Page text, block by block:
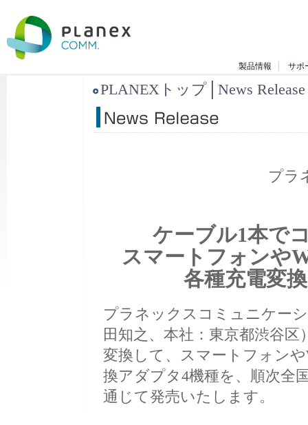
製品情報 サポ
PLANEXトップ│ News Release
プラ
ケーブル1本で
スマートフォンや
各種充電変
プラネックスコミュニケー
田知之、本社：東京都渋谷
変換して、スマートフォン
換アダプタ4機種を、順次全
通じて発売いたします。